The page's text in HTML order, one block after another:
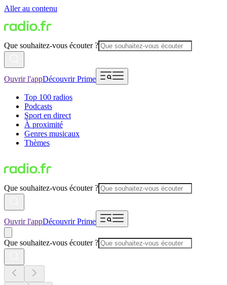
Aller au contenu
Que souhaitez-vous écouter ?
Ouvrir l'appDécouvrir Prime
Top 100 radios
Podcasts
Sport en direct
À proximité
Genres musicaux
Thèmes
Que souhaitez-vous écouter ?
Ouvrir l'appDécouvrir Prime
Que souhaitez-vous écouter ?